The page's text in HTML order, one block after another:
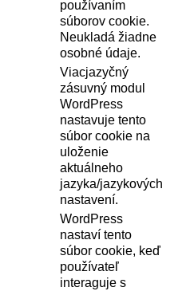
používaním
súborov cookie.
Neukladá žiadne
osobné údaje.
Viacjazyčný
zásuvný modul
WordPress
nastavuje tento
súbor cookie na
uloženie
aktuálneho
jazyka/jazykových
nastavení.
WordPress
nastaví tento
súbor cookie, keď
používateľ
interaguje s